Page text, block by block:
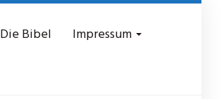
Die Bibel Impressum